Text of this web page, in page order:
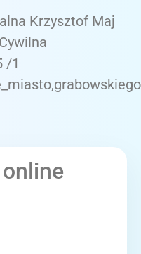
Krzysztof Maj
/1